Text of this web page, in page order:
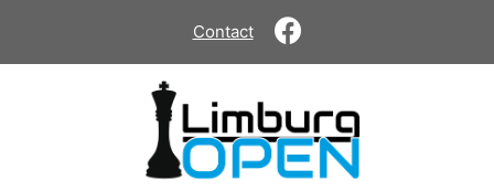
de
Contact